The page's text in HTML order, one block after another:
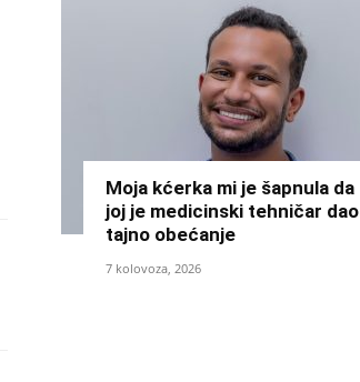
Moja kćerka mi je šapnula da
joj je medicinski tehničar dao
tajno obećanje
7 kolovoza, 2026